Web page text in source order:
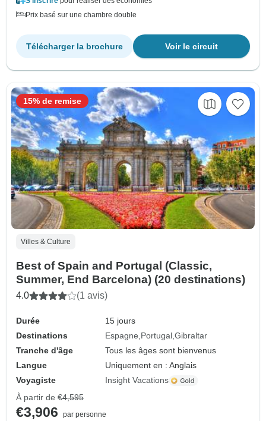
Prix basé sur une chambre double
Voir le circuit
Télécharger la brochure
Villes & Culture
Best of Spain and Portugal (Classic,
Summer, End Barcelona) (20 destinations)
4.0 (1 avis)
Durée
15 jours
Destinations
Espagne Portugal Gibraltar
Tranche d'âge
Tous les âges sont bienvenus
Langue
Uniquement en : Anglais
Voyagiste
Insight Vacations
15% de remise
À partir de €4,595
€3,906
par personne